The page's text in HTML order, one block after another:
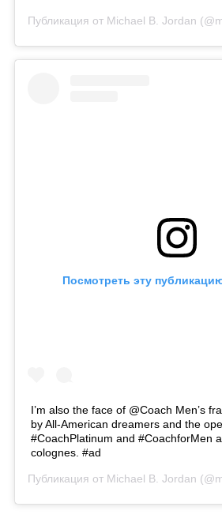
Публикация от Michael B. Jordan
Посмотреть эту
I’m also the face of @Coach Men’s
by All-American dreamers and the
#CoachPlatinum and #CoachforMen
colognes. #ad
Публикация от Michael B. Jordan